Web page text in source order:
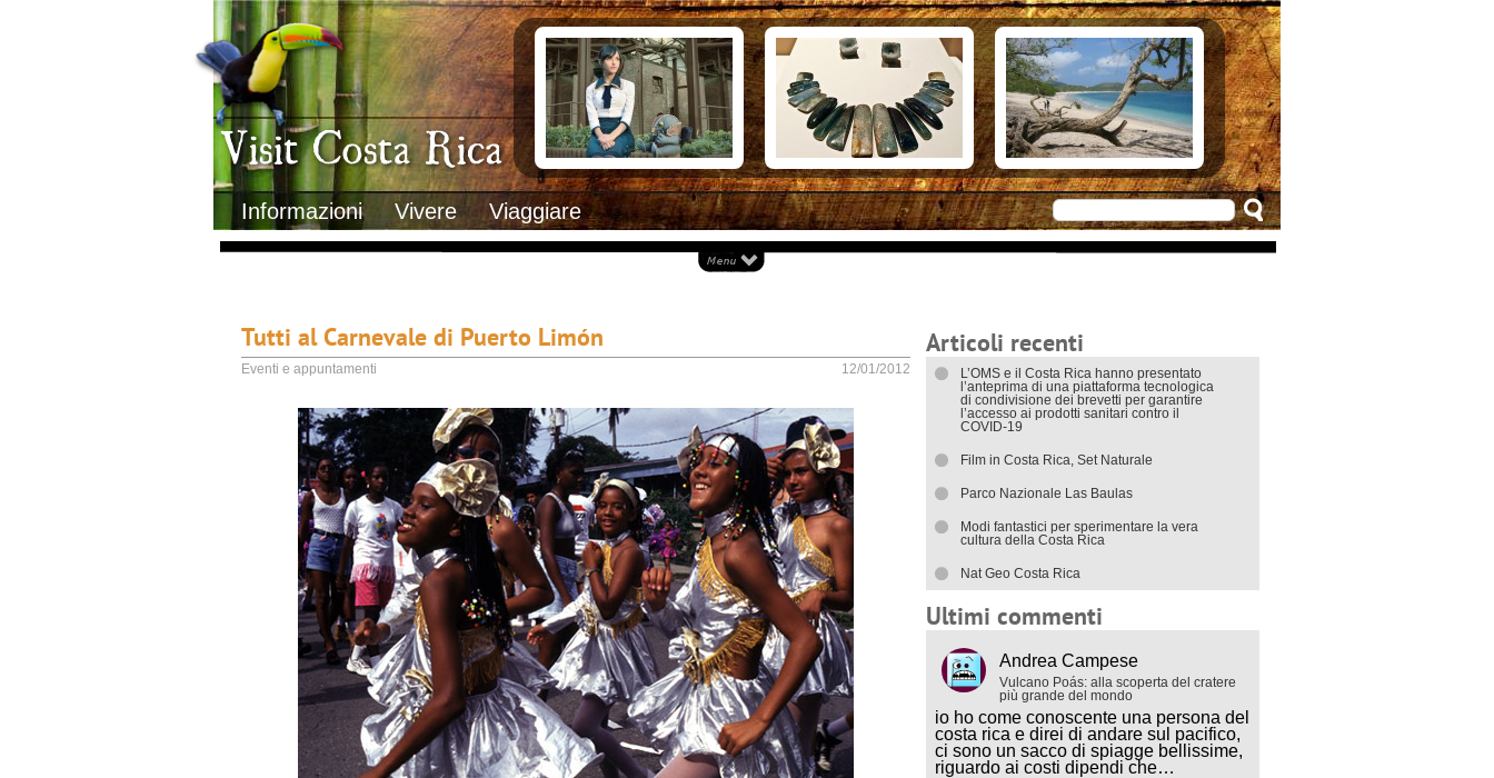
Visit Costa Rica
Informazioni Vivere Viaggiare
Clima
Geografia
Informazioni Geografiche
Letteratura e cultura
Gastronomia
Lo sapevi che
Musica
Natura
Storia
Trasporti Interni
Documenti necessari per trasferirsi
Italiani in Costa Rica
L’ambasciata italiana
Opportunità lavorative
Alloggiare in Costarica
Arrivare in Costarica
Cosa vedere
Attrazioni principali
Ecoturismo
Eventi e appuntamenti
Isole
Parchi Nazionali
Spiagge
Documenti di viaggio
I trasporti interni
Tutti al Carnevale di Puerto Limón
Eventi e appuntamenti 12/01/2012
Articoli recenti
L’OMS e il Costa Rica hanno presentato
l’anteprima di una piattaforma tecnologica
di condivisione dei brevetti per garantire
l’accesso ai prodotti sanitari contro il
COVID-19
Film in Costa Rica, Set Naturale
Parco Nazionale Las Baulas
Modi fantastici per sperimentare la vera
cultura della Costa Rica
Nat Geo Costa Rica
Ultimi commenti
Andrea Campese
Vulcano Poás: alla scoperta del cratere
più grande del mondo
io ho come conoscente una persona del
costa rica e direi di andare sul pacifico,
ci sono un sacco di spiagge bellissime,
riguardo ai costi dipendi che…